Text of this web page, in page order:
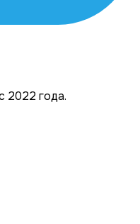
2022 года.